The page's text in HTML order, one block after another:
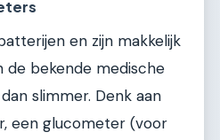
en zijn makkelijk
de bekende medische
slimmer. Denk aan
een glucometer (voor